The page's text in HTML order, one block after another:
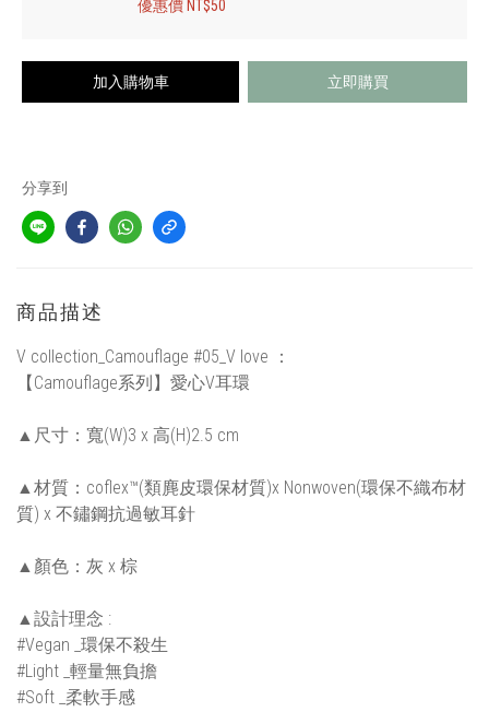
優惠價 NT$50
加入購物車 立即購買
分享到
商品描述
V collection_Camouflage #05_V love ：
【Camouflage系列】愛心V耳環
▲尺寸：寬(W)3 x 高(H)2.5 cm
▲材質：coflex™(類麂皮環保材質)x Nonwoven(環保不織布材
質) x 不鏽鋼抗過敏耳針
▲顏色：灰 x 棕
▲設計理念 :
#Vegan _環保不殺生
#Light _輕量無負擔
#Soft _柔軟手感